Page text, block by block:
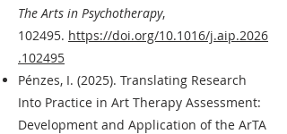
The Arts in Psychotherapy,
102495. https://doi.org/10.1016/j.aip.2026
.102495
Pénzes, I. (2025). Translating Research
Into Practice in Art Therapy Assessment:
Development and Application of the ArTA